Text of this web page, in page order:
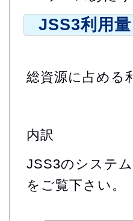
JSS3利用量
総資源に占める
内訳
JSS3のシステ
をご覧下さい。